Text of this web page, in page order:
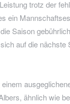
trotz der
ein
Saison
auf die nächste
ähnlich wie